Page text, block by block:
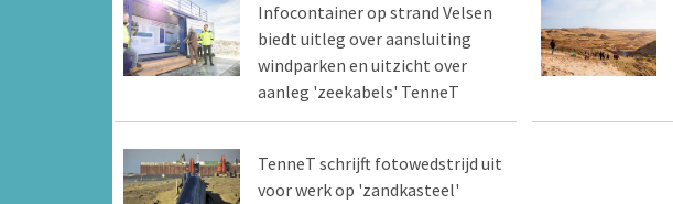
Infocontainer op strand Velsen
biedt uitleg over aansluiting
windparken en uitzicht over
aanleg 'zeekabels' TenneT
TenneT schrijft fotowedstrijd uit
voor werk op 'zandkasteel'